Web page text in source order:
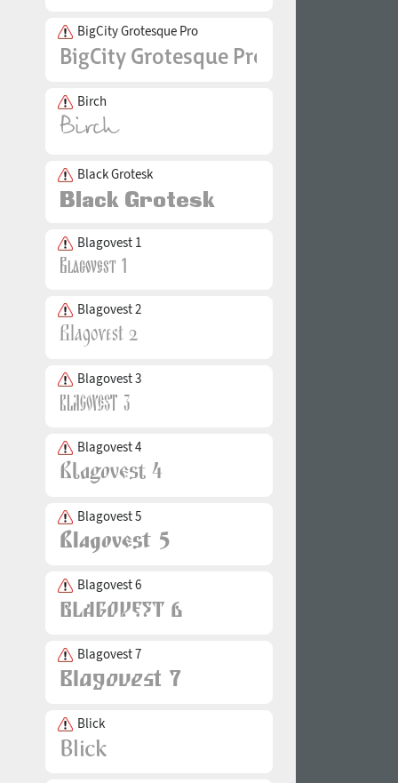
BigCity Grotesque Pro
Birch
Black Grotesk
Blagovest 1
Blagovest 2
Blagovest 3
Blagovest 4
Blagovest 5
Blagovest 6
Blagovest 7
Blick